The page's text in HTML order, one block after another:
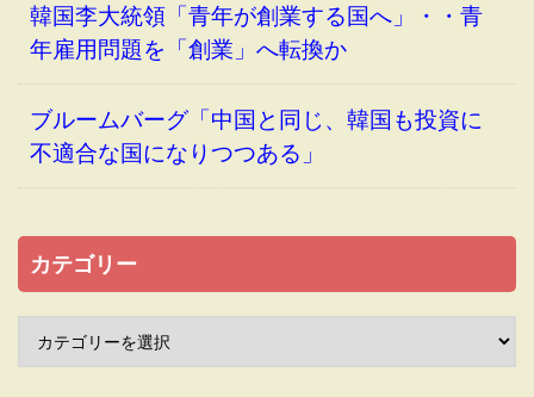
韓国李大統領「青年が創業する国へ」・・青
年雇用問題を「創業」へ転換か
ブルームバーグ「中国と同じ、韓国も投資に
不適合な国になりつつある」
カテゴリー